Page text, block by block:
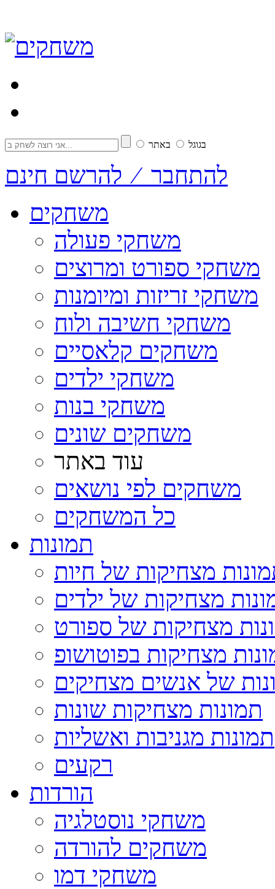
בגוגל באתר
להתחבר ⁄ להרשם חינם
משחקים
משחקי פעולה
משחקי ספורט ומרוצים
משחקי זריזות ומיומנות
משחקי חשיבה ולוח
משחקים קלאסיים
משחקי ילדים
משחקי בנות
משחקים שונים
עוד באתר
משחקים לפי נושאים
כל המשחקים
תמונות
מצחיקות של חיות
מצחיקות של ילדים
מצחיקות של ספורט
מצחיקות בפוטושופ
של אנשים מצחיקים
תמונות מצחיקות שונות
תמונות מגניבות ואשליות
רקעים
הורדות
משחקי נוסטלגיה
משחקים להורדה
משחקי דמו